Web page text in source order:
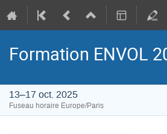
Formation ENVOL
13–17 oct. 2025
Fuseau horaire Europe/Paris